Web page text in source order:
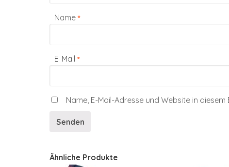
Name *
E-Mail *
Name, E-Mail-Adresse und Website in
Ähnliche Produkte